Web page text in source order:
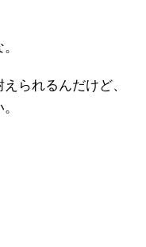
られるんだけど、